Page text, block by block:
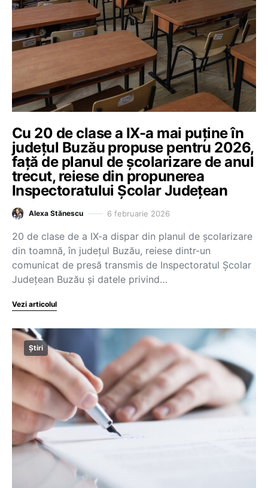
Cu 20 de clase a IX-a mai puține în
județul Buzău propuse pentru 2026,
față de planul de școlarizare de anul
trecut, reiese din propunerea
Inspectoratului Școlar Județean
Alexa Stănescu 6 februarie 2026
20 de clase de a IX-a dispar din planul de școlarizare
din toamnă, în județul Buzău, reiese dintr-un
comunicat de presă transmis de Inspectoratul Școlar
Județean Buzău și datele privind…
Vezi articolul
Știri